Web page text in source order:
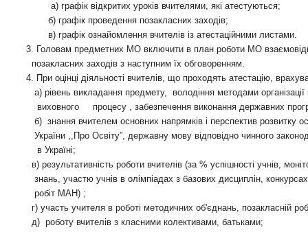
а) графік відкритих уроків вчителями, які атестуються;
б) графік проведення позакласних заходів;
в) графік ознайомлення вчителів із атестаційними листами.
3. Головам предметних МО включити в план роботи МО
позакласних заходів з наступним їх обговоренням.
4. При оцінці діяльності вчителів, що проходять атестацію,
а) рівень викладання предмету,
володіння методами
виховного
процесу , забезпечення виконання державних
б) знання вчителем основних напрямків і перспектив розвитку
України ,,Про Освіту”, державну мову відповідно чинного
в Україні;
в) результативність роботи вчителів (за % успішності учнів,
знань, участю учнів в олімпіадах з базових дисциплін,
робіт МАН) ;
г) участь учителя в роботі методичних об'єднань, позакласній
д) роботу вчителів з класними колективами, батьками;